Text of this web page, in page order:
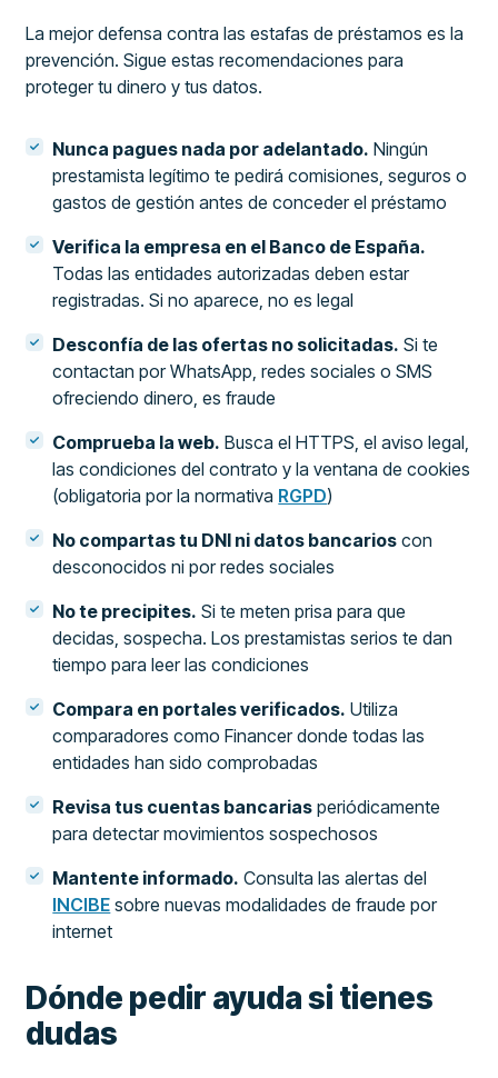
La mejor defensa contra las estafas de préstamos es la
prevención. Sigue estas recomendaciones para
proteger tu dinero y tus datos.
Nunca pagues nada por adelantado. Ningún
prestamista legítimo te pedirá comisiones, seguros o
gastos de gestión antes de conceder el préstamo
Verifica la empresa en el Banco de España.
Todas las entidades autorizadas deben estar
registradas. Si no aparece, no es legal
Desconfía de las ofertas no solicitadas. Si te
contactan por WhatsApp, redes sociales o SMS
ofreciendo dinero, es fraude
Comprueba la web. Busca el HTTPS, el aviso legal,
las condiciones del contrato y la ventana de cookies
(obligatoria por la normativa RGPD)
No compartas tu DNI ni datos bancarios con
desconocidos ni por redes sociales
No te precipites. Si te meten prisa para que
decidas, sospecha. Los prestamistas serios te dan
tiempo para leer las condiciones
Compara en portales verificados. Utiliza
comparadores como Financer donde todas las
entidades han sido comprobadas
Revisa tus cuentas bancarias periódicamente
para detectar movimientos sospechosos
Mantente informado. Consulta las alertas del
INCIBE sobre nuevas modalidades de fraude por
internet
Dónde pedir ayuda si tienes
dudas